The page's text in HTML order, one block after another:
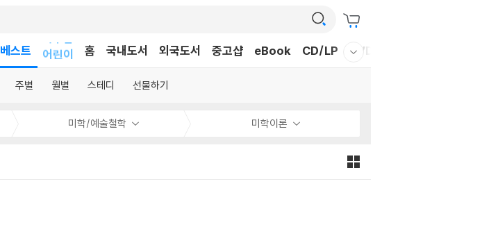
베스트
어린이
어린이
홈 국내도서 외국도서 중고샵 eBook CD/LP DVD/BD
주별 월별 스테디 선물하기
미학/예술철학 미학이론